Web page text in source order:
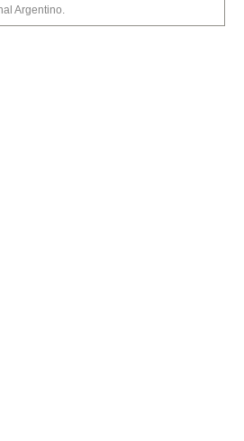
Argentino.